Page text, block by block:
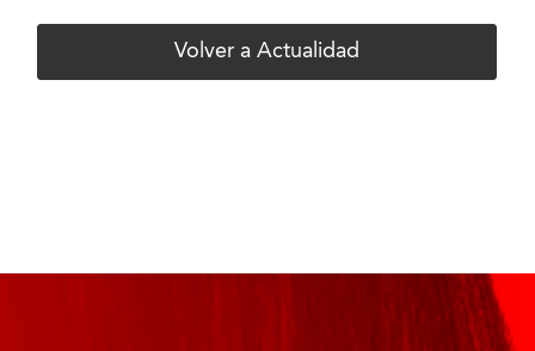
Volver a Actualidad